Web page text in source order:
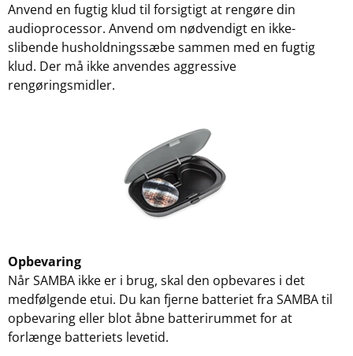
Anvend en fugtig klud til forsigtigt at rengøre din
audioprocessor. Anvend om nødvendigt en ikke-
slibende husholdningssæbe sammen med en fugtig
klud. Der må ikke anvendes aggressive
rengøringsmidler.
Opbevaring
Når SAMBA ikke er i brug, skal den opbevares i det
medfølgende etui. Du kan fjerne batteriet fra SAMBA til
opbevaring eller blot åbne batterirummet for at
forlænge batteriets levetid.